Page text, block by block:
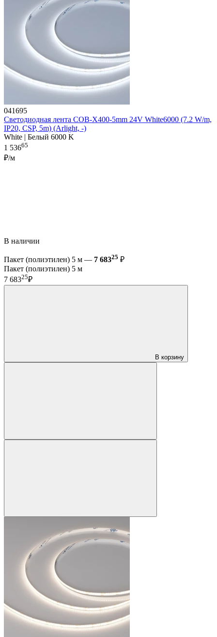
041695
Светодиодная лента COB-X400-5mm 24V White6000 (7.2 W/m,
IP20, CSP, 5m) (Arlight, -)
White | Белый 6000 K
1 53665
₽/м
В наличии
Пакет (полиэтилен) 5 м — 7 68325 ₽
Пакет (полиэтилен) 5 м
7 68325₽
В корзину